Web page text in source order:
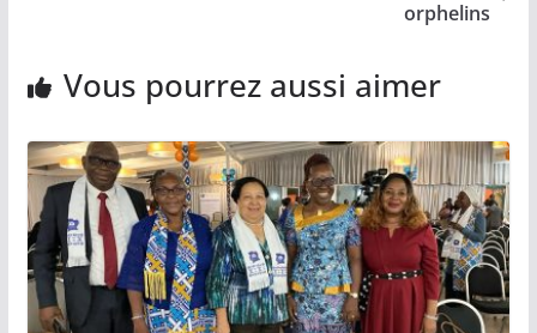
orphelins
Vous pourrez aussi aimer